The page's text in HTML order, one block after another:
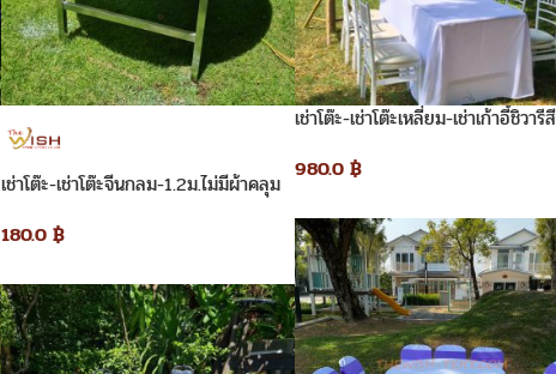
เช่าโต๊ะ-เช่าโต๊ะจีนกลม-1.2ม.ไม่มีผ้าคลุม
180.0 ฿
เช่าโต๊ะ-เช่าโต๊ะเหลี่ยม-เช่าเก้าอี้ชิวารี
980.0฿